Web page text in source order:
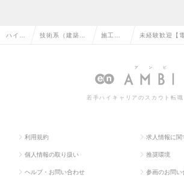
ハイク 技術系（建築・ 施工管
備）の
未経験歓迎【
◎/充実の福利
若手ハイキャリアのスカウト転職
利用規約 求人情報に関
個人情報の取り扱い 推奨環境
ヘルプ・お問い合わせ 参画のお問い